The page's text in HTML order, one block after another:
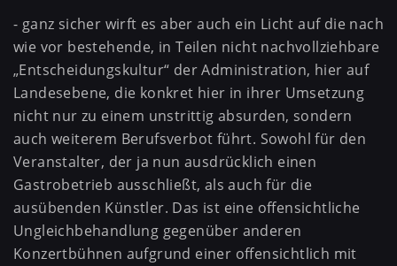
- ganz sicher wirft es aber auch ein Licht auf die nach
wie vor bestehende, in Teilen nicht nachvollziehbare
„Entscheidungskultur“ der Administration, hier auf
Landesebene, die konkret hier in ihrer Umsetzung
nicht nur zu einem unstrittig absurden, sondern
auch weiterem Berufsverbot führt. Sowohl für den
Veranstalter, der ja nun ausdrücklich einen
Gastrobetrieb ausschließt, als auch für die
ausübenden Künstler. Das ist eine offensichtliche
Ungleichbehandlung gegenüber anderen
Konzertbühnen aufgrund einer offensichtlich mit